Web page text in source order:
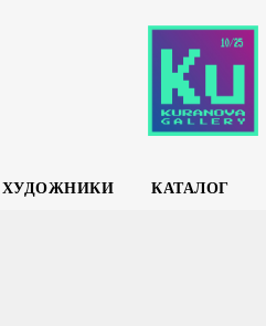
ХУДОЖНИКИ КАТАЛОГ